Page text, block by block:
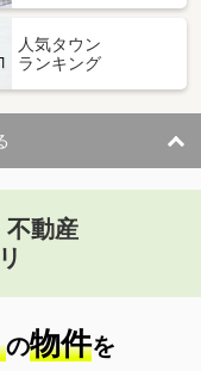
人気タウン
ランキング
不動産
の物件を